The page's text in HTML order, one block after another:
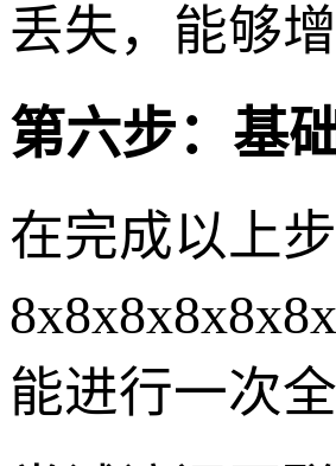
丢失，能够
第六步：基
在完成以上
能进行一次